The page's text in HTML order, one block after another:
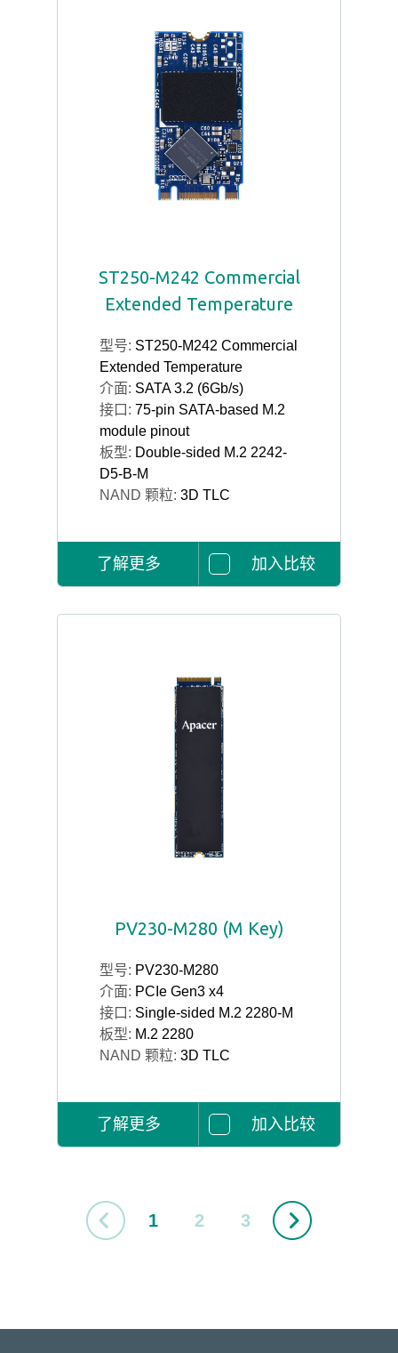
ST250-M242 Commercial
Extended Temperature
型号: ST250-M242 Commercial
Extended Temperature
介面: SATA 3.2 (6Gb/s)
接口: 75-pin SATA-based M.2
module pinout
板型: Double-sided M.2 2242-
D5-B-M
NAND 颗粒: 3D TLC
了解更多 加入比较
PV230-M280 (M Key)
型号: PV230-M280
介面: PCIe Gen3 x4
接口: Single-sided M.2 2280-M
板型: M.2 2280
NAND 颗粒: 3D TLC
了解更多 加入比较
1 2 3